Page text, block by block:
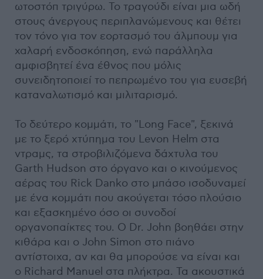
ωτοστόπ τριγύρω. Το τραγούδι είναι μια ωδή
στους άνεργους περιπλανώμενους και θέτει
τον τόνο για τον εορτασμό του άλμπουμ για
χαλαρή ενδοσκόπηση, ενώ παράλληλα
αμφισβητεί ένα έθνος που μόλις
συνειδητοποιεί το πεπρωμένο του για ευσεβή
καταναλωτισμό και μιλιταρισμό.
Το δεύτερο κομμάτι, το "Long Face", ξεκινά
με το ξερό χτύπημα του Levon Helm στα
ντραμς, τα στροβιλιζόμενα δάχτυλα του
Garth Hudson στο όργανο και ο κινούμενος
αέρας του Rick Danko στο μπάσο ισοδυναμεί
με ένα κομμάτι που ακούγεται τόσο πλούσιο
και εξασκημένο όσο οι συνοδοί
οργανοπαίκτες του. Ο Dr. John βοηθάει στην
κιθάρα και ο John Simon στο πιάνο
αντίστοιχα, αν και θα μπορούσε να είναι και
ο Richard Manuel στα πλήκτρα. Τα ακουστικά